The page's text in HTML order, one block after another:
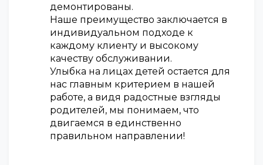
демонтированы.
Наше преимущество заключается в
индивидуальном подходе к
каждому клиенту и высокому
качеству обслуживании.
Улыбка на лицах детей остается для
нас главным критерием в нашей
работе, а видя радостные взгляды
родителей, мы понимаем, что
двигаемся в единственно
правильном направлении!